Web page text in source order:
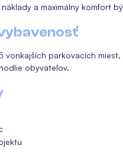
a maximálny komfort
vonkajších parkovacích
obyvateľov.